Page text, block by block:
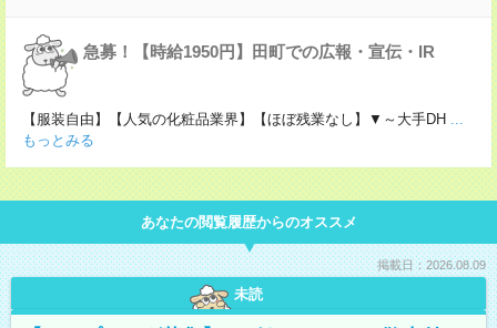
急募！【時給1950円】田町での広報・宣伝・IR
【服装自由】【人気の化粧品業界】【ほぼ残業なし】▼～大手DH ...
もっとみる
あなたの閲覧履歴からのオススメ
掲載日：2026.08.09
未読